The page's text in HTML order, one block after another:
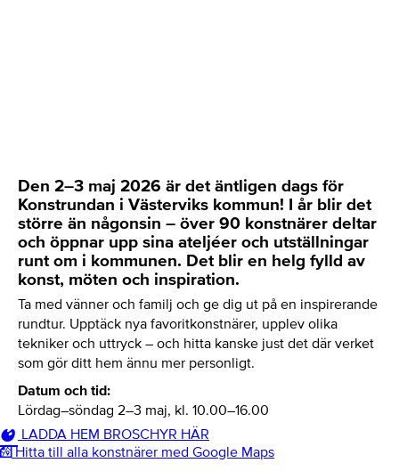
Den 2–3 maj 2026 är det äntligen dags för
Konstrundan i Västerviks kommun! I år blir det
större än någonsin – över 90 konstnärer deltar
och öppnar upp sina ateljéer och utställningar
runt om i kommunen. Det blir en helg fylld av
konst, möten och inspiration.
Ta med vänner och familj och ge dig ut på en inspirerande
rundtur. Upptäck nya favoritkonstnärer, upplev olika
tekniker och uttryck – och hitta kanske just det där verket
som gör ditt hem ännu mer personligt.
Datum och tid:
Lördag–söndag 2–3 maj, kl. 10.00–16.00
LADDA HEM BROSCHYR HÄR
Hitta till alla konstnärer med Google Maps